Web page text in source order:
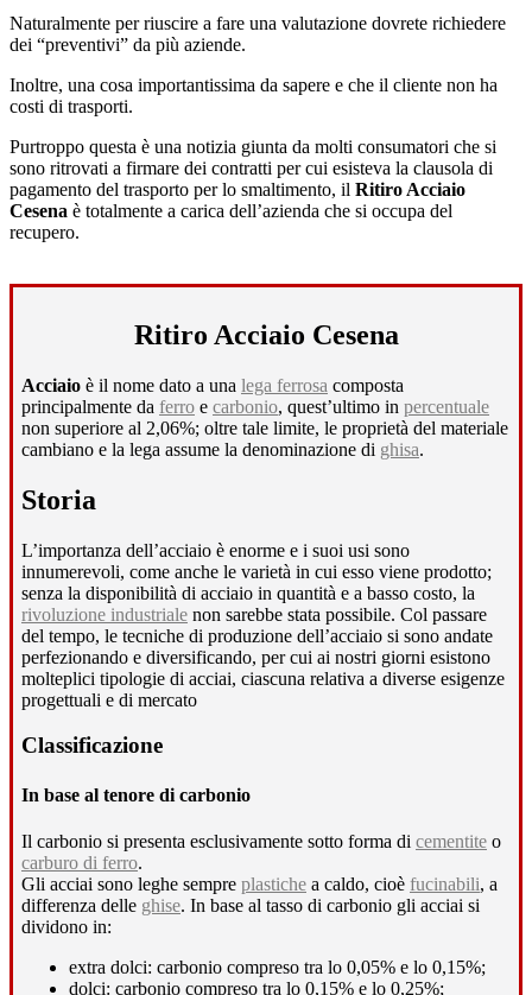
Naturalmente per riuscire a fare una valutazione dovrete richiedere
dei “preventivi” da più aziende.
Inoltre, una cosa importantissima da sapere e che il cliente non ha
costi di trasporti.
Purtroppo questa è una notizia giunta da molti consumatori che si
sono ritrovati a firmare dei contratti per cui esisteva la clausola di
pagamento del trasporto per lo smaltimento, il Ritiro Acciaio
Cesena è totalmente a carica dell’azienda che si occupa del
recupero.
Ritiro Acciaio Cesena
Acciaio è il nome dato a una lega ferrosa composta
principalmente da ferro e carbonio, quest’ultimo in percentuale
non superiore al 2,06%; oltre tale limite, le proprietà del materiale
cambiano e la lega assume la denominazione di ghisa.
Storia
L’importanza dell’acciaio è enorme e i suoi usi sono
innumerevoli, come anche le varietà in cui esso viene prodotto;
senza la disponibilità di acciaio in quantità e a basso costo, la
rivoluzione industriale non sarebbe stata possibile. Col passare
del tempo, le tecniche di produzione dell’acciaio si sono andate
perfezionando e diversificando, per cui ai nostri giorni esistono
molteplici tipologie di acciai, ciascuna relativa a diverse esigenze
progettuali e di mercato
Classificazione
In base al tenore di carbonio
Il carbonio si presenta esclusivamente sotto forma di cementite o
carburo di ferro.
Gli acciai sono leghe sempre plastiche a caldo, cioè fucinabili, a
differenza delle ghise. In base al tasso di carbonio gli acciai si
dividono in:
extra dolci: carbonio compreso tra lo 0,05% e lo 0,15%;
dolci: carbonio compreso tra lo 0,15% e lo 0,25%;